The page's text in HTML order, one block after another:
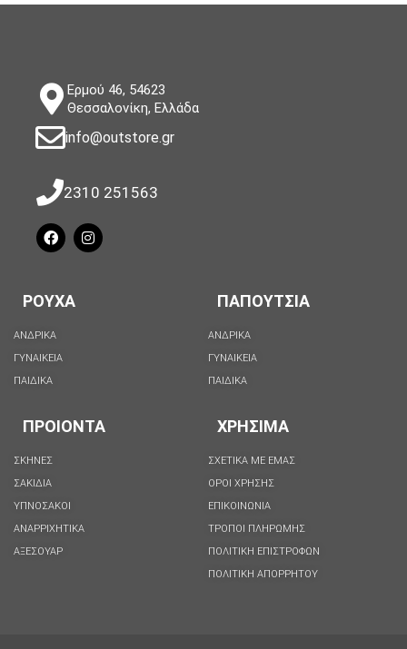
Ερμού 46, 54623
Θεσσαλονίκη, Ελλάδα
info@outstore.gr
2310 251563
ΡΟΥΧΑ
ΑΝΔΡΙΚΑ
ΓΥΝΑΙΚΕΙΑ
ΠΑΙΔΙΚΑ
ΠΑΠΟΥΤΣΙΑ
ΑΝΔΡΙΚΑ
ΓΥΝΑΙΚΕΙΑ
ΠΑΙΔΙΚΑ
ΠΡΟΙΟΝΤΑ
ΣΚΗΝΕΣ
ΣΑΚΙΔΙΑ
ΥΠΝΟΣΑΚΟΙ
ΑΝΑΡΡΙΧΗΤΙΚΑ
ΑΞΕΣΟΥΑΡ
ΧΡΗΣΙΜΑ
ΣΧΕΤΙΚΑ ΜΕ ΕΜΑΣ
ΟΡΟΙ ΧΡΗΣΗΣ
ΕΠΙΚΟΙΝΩΝΙΑ
ΤΡΟΠΟΙ ΠΛΗΡΩΜΗΣ
ΠΟΛΙΤΙΚΗ ΕΠΙΣΤΡΟΦΩΝ
ΠΟΛΙΤΙΚΉ ΑΠΟΡΡΉΤΟΥ